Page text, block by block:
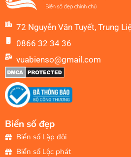
72 Nguyễn Văn Tuyết, Trung
0866 32 34 36
vuabienso@gmail.com
Biển số đẹp
Biển số Lặp đôi
Biển số Lộc phát